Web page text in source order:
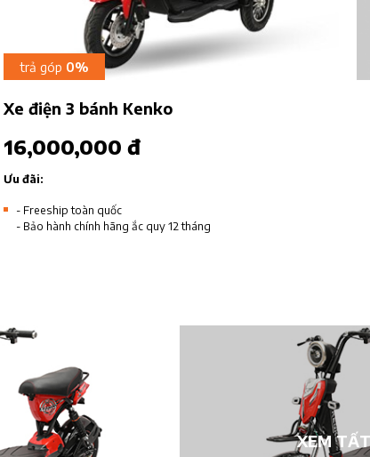
trả góp 0%
Xe điện 3 bánh Kenko
16,000,000 đ
Ưu đãi:
- Freeship toàn quốc
- Bảo hành chính hãng ắc quy 12 tháng
XEM